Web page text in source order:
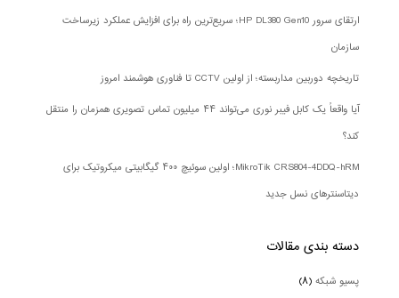
ارتقای سرور HP DL380 Gen10؛ سریع‌ترین راه برای افزایش عملکرد زیرساخت
سازمان
تاریخچه دوربین مداربسته؛ از اولین CCTV تا فناوری هوشمند امروز
آیا واقعاً یک کابل فیبر نوری می‌تواند ۴۴ میلیون تماس تصویری همزمان را منتقل
کند؟
MikroTik CRS804-4DDQ-hRM؛ اولین سوئیچ ۴۰۰ گیگابیتی میکروتیک برای
دیتاسنترهای نسل جدید
دسته بندی‌ مقالات
پسیو شبکه(۸)